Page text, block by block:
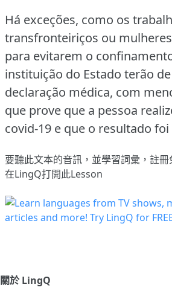
Há exceções, como os
transfronteiriços ou
para evitarem o
instituição do Estado terão
declaração médica, com
que prove que a pessoa
covid-19 e que o resultado
要聽此文本的音訊，並學習詞彙， 註冊
在LingQ打開此Lesson
關於 LingQ